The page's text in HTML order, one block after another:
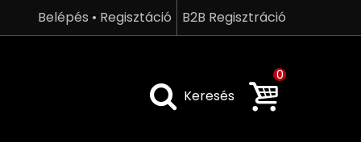
Belépés • Regisztáció B2B Regisztráció
Keresés
0